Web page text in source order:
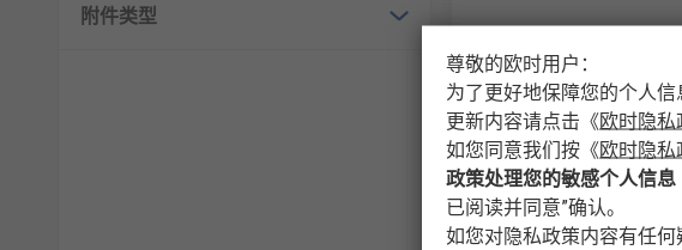
附件类型
按制造商备货
Rittal 工作台（无手柄）,
尊敬的欧时用户：
为了更好地保障您的个人
更新内容请点击 《欧时隐私
如您同意我们按 《欧时隐私
政策处理您的敏感个人信
已阅读并同意”确认。
如您对隐私政策内容有任